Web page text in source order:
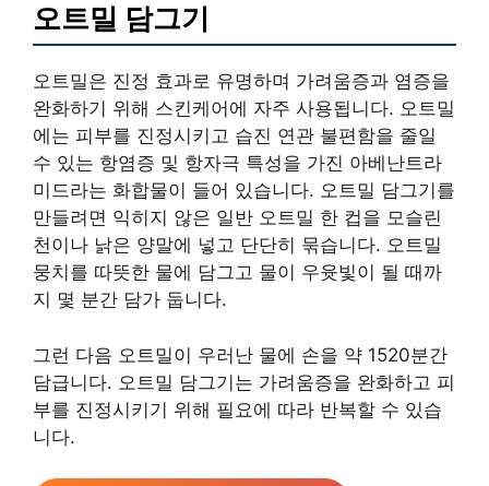
오트밀 담그기
오트밀은 진정 효과로 유명하며 가려움증과 염증을
완화하기 위해 스킨케어에 자주 사용됩니다. 오트밀
에는 피부를 진정시키고 습진 연관 불편함을 줄일
수 있는 항염증 및 항자극 특성을 가진 아베난트라
미드라는 화합물이 들어 있습니다. 오트밀 담그기를
만들려면 익히지 않은 일반 오트밀 한 컵을 모슬린
천이나 낡은 양말에 넣고 단단히 묶습니다. 오트밀
뭉치를 따뜻한 물에 담그고 물이 우윳빛이 될 때까
지 몇 분간 담가 둡니다.
그런 다음 오트밀이 우러난 물에 손을 약 1520분간
담급니다. 오트밀 담그기는 가려움증을 완화하고 피
부를 진정시키기 위해 필요에 따라 반복할 수 있습
니다.